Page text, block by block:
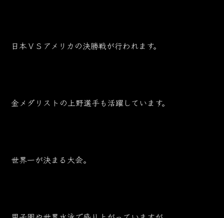
日本ＶＳアメリカの決勝戦が行われます。
金メダリストの上野選手も活躍しています。
世界一が決まる大会。